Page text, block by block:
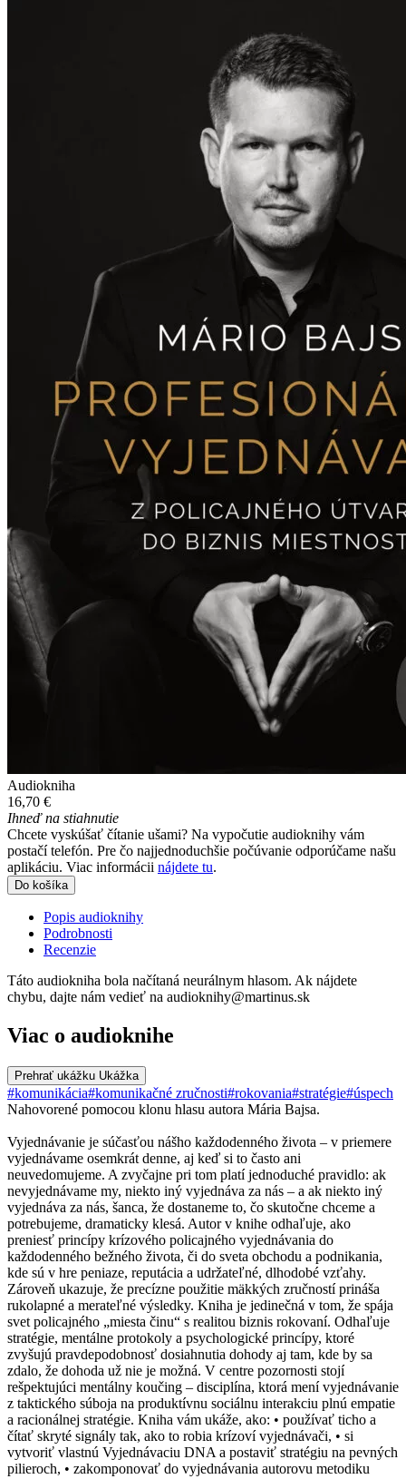
Audiokniha
16,70 €
Ihneď na stiahnutie
Chcete vyskúšať čítanie ušami? Na vypočutie audioknihy vám
postačí telefón. Pre čo najjednoduchšie počúvanie odporúčame našu
aplikáciu. Viac informácii nájdete tu.
Do košíka
Popis audioknihy
Podrobnosti
Recenzie
Táto audiokniha bola načítaná neurálnym hlasom. Ak nájdete
chybu, dajte nám vedieť na audioknihy@martinus.sk
Viac o audioknihe
Prehrať ukážku Ukážka
#komunikácia#komunikačné zručnosti#rokovania#stratégie#úspech
Nahovorené pomocou klonu hlasu autora Mária Bajsa.
Vyjednávanie je súčasťou nášho každodenného života – v priemere
vyjednávame osemkrát denne, aj keď si to často ani
neuvedomujeme. A zvyčajne pri tom platí jednoduché pravidlo: ak
nevyjednávame my, niekto iný vyjednáva za nás – a ak niekto iný
vyjednáva za nás, šanca, že dostaneme to, čo skutočne chceme a
potrebujeme, dramaticky klesá. Autor v knihe odhaľuje, ako
preniesť princípy krízového policajného vyjednávania do
každodenného bežného života, či do sveta obchodu a podnikania,
kde sú v hre peniaze, reputácia a udržateľné, dlhodobé vzťahy.
Zároveň ukazuje, že precízne použitie mäkkých zručností prináša
rukolapné a merateľné výsledky. Kniha je jedinečná v tom, že spája
svet policajného „miesta činu“ s realitou biznis rokovaní. Odhaľuje
stratégie, mentálne protokoly a psychologické princípy, ktoré
zvyšujú pravdepodobnosť dosiahnutia dohody aj tam, kde by sa
zdalo, že dohoda už nie je možná. V centre pozornosti stojí
rešpektujúci mentálny koučing – disciplína, ktorá mení vyjednávanie
z taktického súboja na produktívnu sociálnu interakciu plnú empatie
a racionálnej stratégie. Kniha vám ukáže, ako: • používať ticho a
čítať skryté signály tak, ako to robia krízoví vyjednávači, • si
vytvoriť vlastnú Vyjednávaciu DNA a postaviť stratégiu na pevných
pilieroch, • zakomponovať do vyjednávania autorovu metodiku